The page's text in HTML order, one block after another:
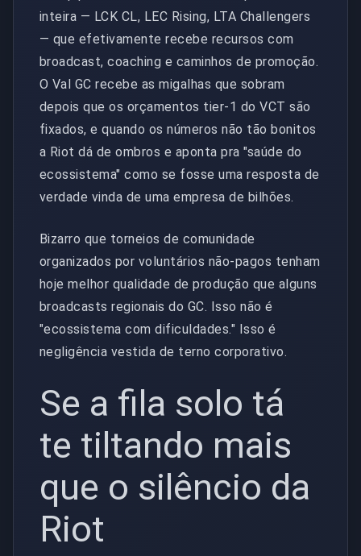
inteira — LCK CL, LEC Rising, LTA Challengers
— que efetivamente recebe recursos com
broadcast, coaching e caminhos de promoção.
O Val GC recebe as migalhas que sobram
depois que os orçamentos tier-1 do VCT são
fixados, e quando os números não tão bonitos
a Riot dá de ombros e aponta pra "saúde do
ecossistema" como se fosse uma resposta de
verdade vinda de uma empresa de bilhões.
Bizarro que torneios de comunidade
organizados por voluntários não-pagos tenham
hoje melhor qualidade de produção que alguns
broadcasts regionais do GC. Isso não é
"ecossistema com dificuldades." Isso é
negligência vestida de terno corporativo.
Se a fila solo tá
te tiltando mais
que o silêncio da
Riot